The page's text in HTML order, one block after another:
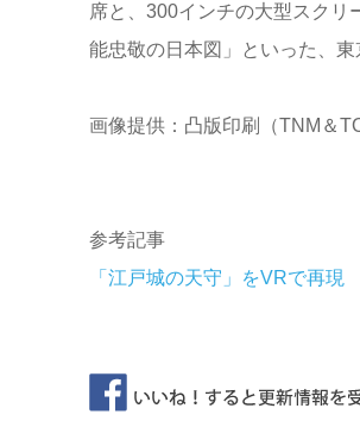
席と、300インチの大型スク
能忠敬の日本図」といった、
画像提供：凸版印刷（TNM＆
参考記事
「江戸城の天守」をVRで再